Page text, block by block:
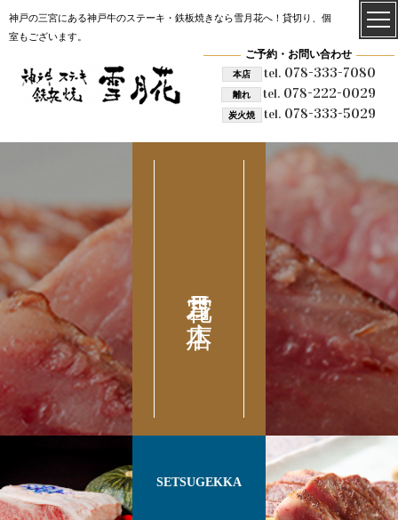
神戸の三宮にある神戸牛のステーキ・鉄板焼きなら雪月花へ！貸切り、個
室もございます。
ご予約・お問い合わせ
本店 tel.078-333-7080
離れ tel. 078-222-0029
炭火焼 tel.078-333-5029
雪月花 本店
SETSUGEKKA